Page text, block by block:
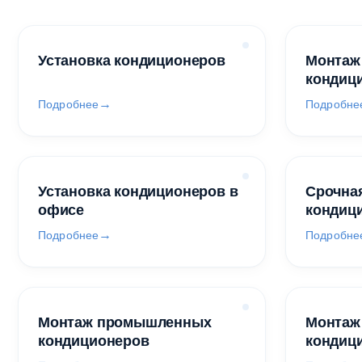
Установка кондиционеров
Подробнее
Монтаж
Установка кондиционеров в
офисе
Подробнее
Монтаж промышленных
кондиционеров
Монтаж